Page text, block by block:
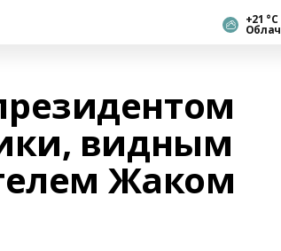
+21 °С
видным
Жаком